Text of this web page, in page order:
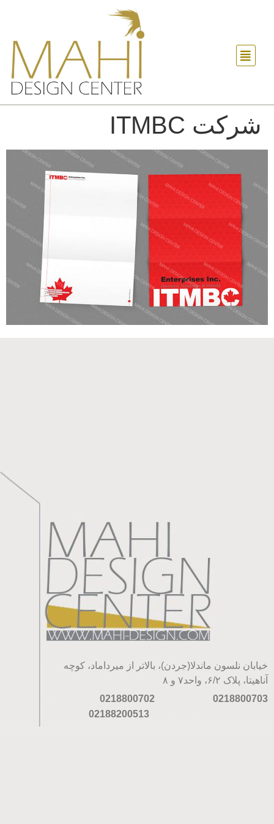
شرکت ITMBC
خیابان نلسون ماندلا(جردن)، بالاتر از میرداماد، کوچه
آناهیتا، پلاک ۶/۲، واحد۷ و ۸
0218800703
0218800702
02188200513